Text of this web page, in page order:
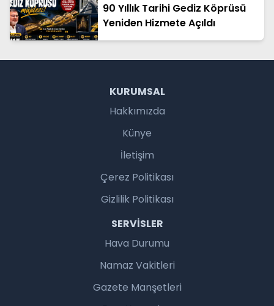
90 Yıllık Tarihi Gediz Köprüsü
Yeniden Hizmete Açıldı
KURUMSAL
Hakkımızda
Künye
İletişim
Çerez Politikası
Gizlilik Politikası
SERVISLER
Hava Durumu
Namaz Vakitleri
Gazete Manşetleri